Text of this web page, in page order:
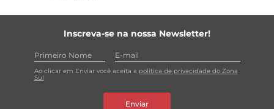
Inscreva-se na nossa Newsletter!
Ao clicar em Enviar você aceita a política de privacidade do Zona
Sul
Enviar